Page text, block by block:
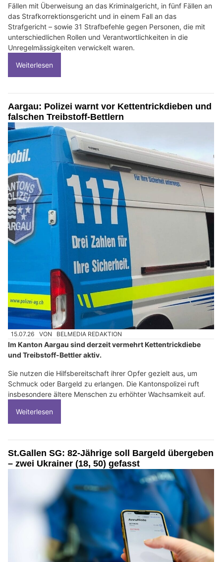
Fällen mit Überweisung an das Kriminalgericht, in fünf Fällen an
das Strafkorrektionsgericht und in einem Fall an das
Strafgericht – sowie 31 Strafbefehle gegen Personen, die mit
unterschiedlichen Rollen und Verantwortlichkeiten in die
Unregelmässigkeiten verwickelt waren.
Weiterlesen
Aargau: Polizei warnt vor Kettentrickdieben und
falschen Treibstoff-Bettlern
15.07.26 VON BELMEDIA REDAKTION
Im Kanton Aargau sind derzeit vermehrt Kettentrickdiebe
und Treibstoff-Bettler aktiv.
Sie nutzen die Hilfsbereitschaft ihrer Opfer gezielt aus, um
Schmuck oder Bargeld zu erlangen. Die Kantonspolizei ruft
insbesondere ältere Menschen zu erhöhter Wachsamkeit auf.
Weiterlesen
St.Gallen SG: 82-Jährige soll Bargeld übergeben
– zwei Ukrainer (18, 50) gefasst